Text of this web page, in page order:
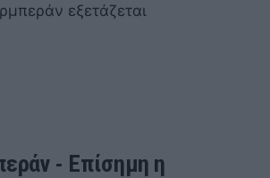
εξετάζεται
- Επίσημη η